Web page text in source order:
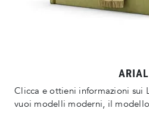
ARIAL
Clicca e ottieni informazioni
vuoi modelli moderni, il